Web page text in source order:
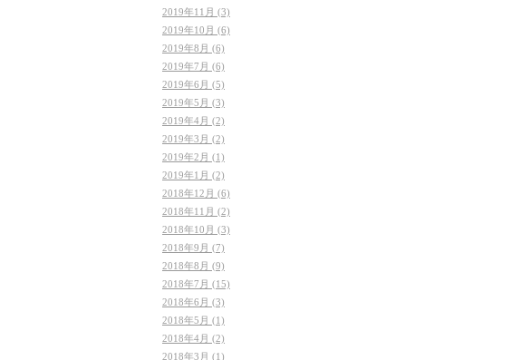
2019年11月 (3)
2019年10月 (6)
2019年8月 (6)
2019年7月 (6)
2019年6月 (5)
2019年5月 (3)
2019年4月 (2)
2019年3月 (2)
2019年2月 (1)
2019年1月 (2)
2018年12月 (6)
2018年11月 (2)
2018年10月 (3)
2018年9月 (7)
2018年8月 (9)
2018年7月 (15)
2018年6月 (3)
2018年5月 (1)
2018年4月 (2)
2018年3月 (1)